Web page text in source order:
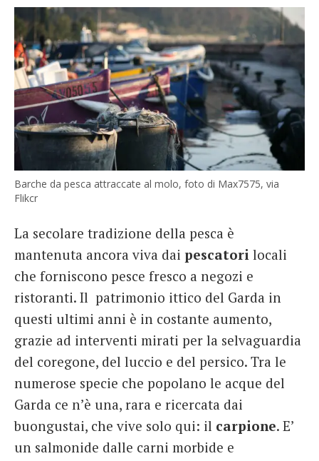
Barche da pesca attraccate al molo, foto di Max7575, via
Flikcr
La secolare tradizione della pesca è
mantenuta ancora viva dai pescatori locali
che forniscono pesce fresco a negozi e
ristoranti. Il patrimonio ittico del Garda in
questi ultimi anni è in costante aumento,
grazie ad interventi mirati per la selvaguardia
del coregone, del luccio e del persico. Tra le
numerose specie che popolano le acque del
Garda ce n’è una, rara e ricercata dai
buongustai, che vive solo qui: il carpione. E’
un salmonide dalle carni morbide e